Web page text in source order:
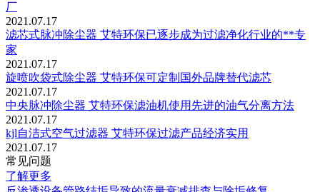
厂
2021.07.17
滤芯式脉冲除尘器 艾特环保已逐步成为过滤净化行业的**专
家
2021.07.17
旋喷吹袋式除尘器 艾特环保可定制国外品牌替代滤芯
2021.07.17
中央脉冲除尘器 艾特环保滤油机使用先进的油气分离方法
2021.07.17
kjl自洁式空气过滤器 艾特环保过滤产品经济实用
2021.07.17
常见问题
了解更多